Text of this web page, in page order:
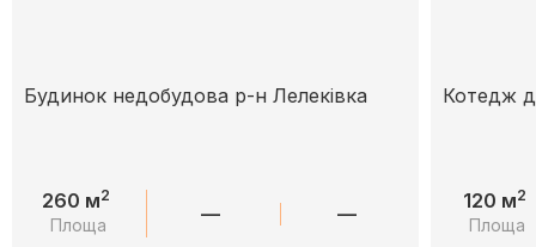
Будинок недобудова р-н Лелеківка
260 м2
Площа — —
Котедж
120 м2
Площа